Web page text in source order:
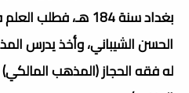
بغداد سنة 184 هـ،
الحسن الشيباني، وأخذ يدرس
له فقه الحجاز (المذهب